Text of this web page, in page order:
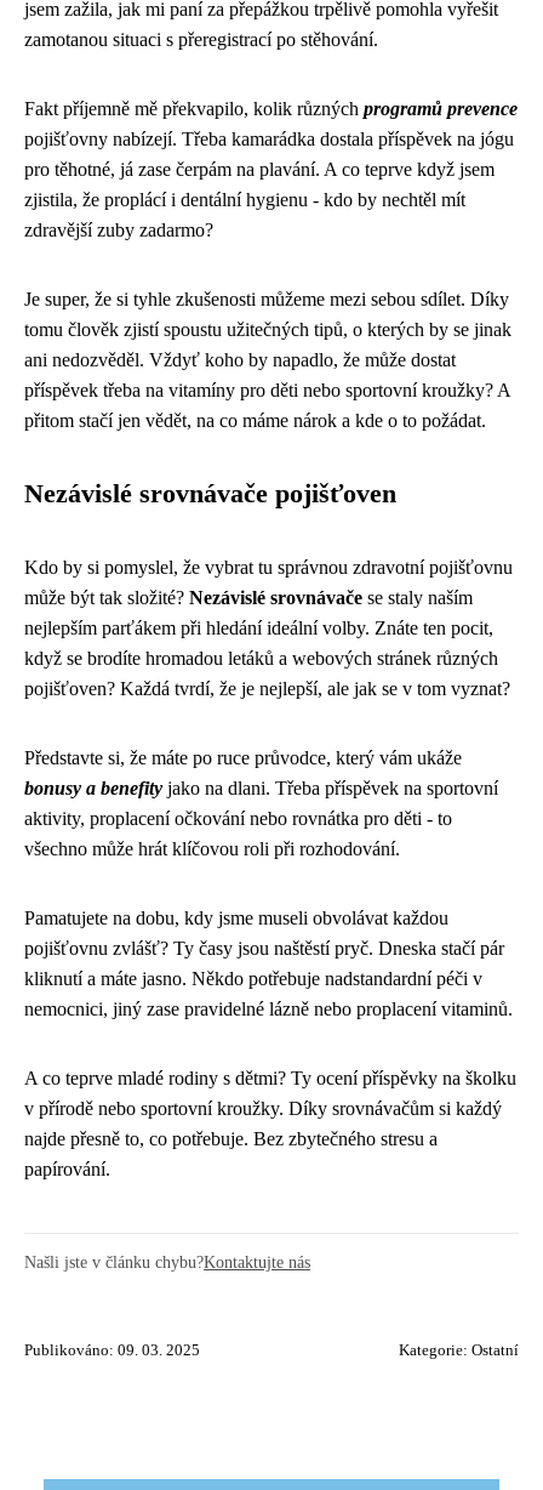
jsem zažila, jak mi paní za přepážkou trpělivě pomohla vyřešit
zamotanou situaci s přeregistrací po stěhování.
Fakt příjemně mě překvapilo, kolik různých programů prevence
pojišťovny nabízejí. Třeba kamarádka dostala příspěvek na jógu
pro těhotné, já zase čerpám na plavání. A co teprve když jsem
zjistila, že proplácí i dentální hygienu - kdo by nechtěl mít
zdravější zuby zadarmo?
Je super, že si tyhle zkušenosti můžeme mezi sebou sdílet. Díky
tomu člověk zjistí spoustu užitečných tipů, o kterých by se jinak
ani nedozvěděl. Vždyť koho by napadlo, že může dostat
příspěvek třeba na vitamíny pro děti nebo sportovní kroužky? A
přitom stačí jen vědět, na co máme nárok a kde o to požádat.
Nezávislé srovnávače pojišťoven
Kdo by si pomyslel, že vybrat tu správnou zdravotní pojišťovnu
může být tak složité? Nezávislé srovnávače se staly naším
nejlepším parťákem při hledání ideální volby. Znáte ten pocit,
když se brodíte hromadou letáků a webových stránek různých
pojišťoven? Každá tvrdí, že je nejlepší, ale jak se v tom vyznat?
Představte si, že máte po ruce průvodce, který vám ukáže
bonusy a benefity jako na dlani. Třeba příspěvek na sportovní
aktivity, proplacení očkování nebo rovnátka pro děti - to
všechno může hrát klíčovou roli při rozhodování.
Pamatujete na dobu, kdy jsme museli obvolávat každou
pojišťovnu zvlášť? Ty časy jsou naštěstí pryč. Dneska stačí pár
kliknutí a máte jasno. Někdo potřebuje nadstandardní péči v
nemocnici, jiný zase pravidelné lázně nebo proplacení vitaminů.
A co teprve mladé rodiny s dětmi? Ty ocení příspěvky na školku
v přírodě nebo sportovní kroužky. Díky srovnávačům si každý
najde přesně to, co potřebuje. Bez zbytečného stresu a
papírování.
Našli jste v článku chybu?Kontaktujte nás
Publikováno: 09. 03. 2025 Kategorie: Ostatní